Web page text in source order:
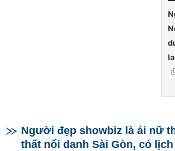
Người đẹp showbiz là ái nữ
thất nổi danh Sài Gòn, có